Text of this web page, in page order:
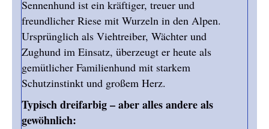
Sennenhund ist ein kräftiger, treuer und
freundlicher Riese mit Wurzeln in den Alpen.
Ursprünglich als Viehtreiber, Wächter und
Zughund im Einsatz, überzeugt er heute als
gemütlicher Familienhund mit starkem
Schutzinstinkt und großem Herz.
Typisch dreifarbig – aber alles andere als
gewöhnlich: